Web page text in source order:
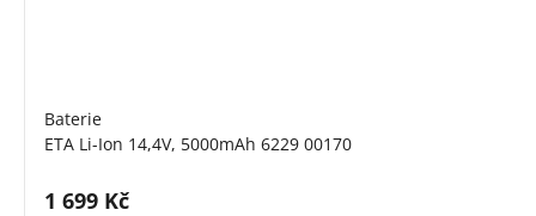
Baterie
ETA Li-Ion 14,4V, 5000mAh 6229 00170
Cena s DPH:
1 699 Kč